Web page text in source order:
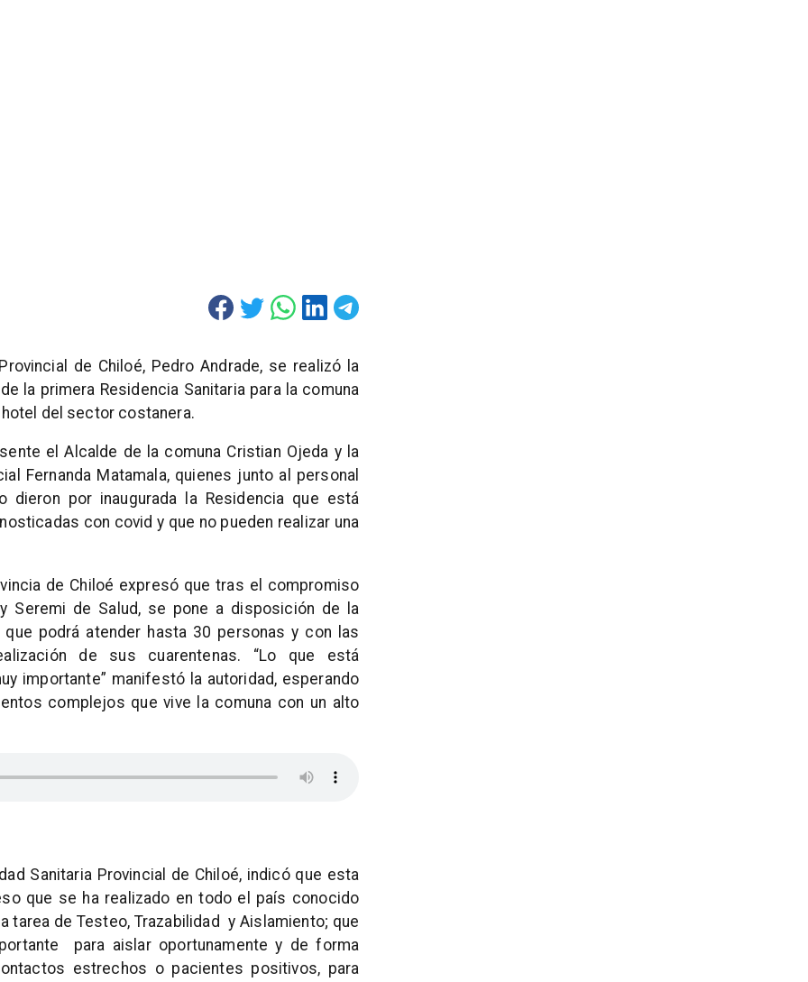
de Chiloé, Pedro Andrade, se realizó la
la primera Residencia Sanitaria para la comuna
del sector costanera.
el Alcalde de la comuna Cristian Ojeda y la
Fernanda Matamala, quienes junto al personal
por inaugurada la Residencia que está
con covid y que no pueden realizar una
de Chiloé expresó que tras el compromiso
Seremi de Salud, se pone a disposición de la
que podrá atender hasta 30 personas y con las
de sus cuarentenas. “Lo que está
importante” manifestó la autoridad, esperando
complejos que vive la comuna con un alto
Sanitaria Provincial de Chiloé, indicó que esta
que se ha realizado en todo el país conocido
tarea de Testeo, Trazabilidad y Aislamiento; que
para aislar oportunamente y de forma
estrechos o pacientes positivos, para